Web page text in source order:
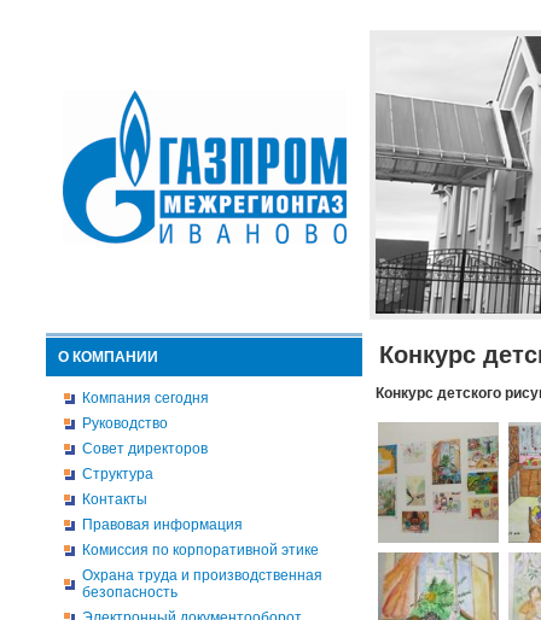
О КОМПАНИИ
Компания сегодня
Руководство
Совет директоров
Структура
Контакты
Правовая информация
Комиссия по корпоративной этике
Охрана труда и производственная
безопасность
Конкурс
Конкурс детского